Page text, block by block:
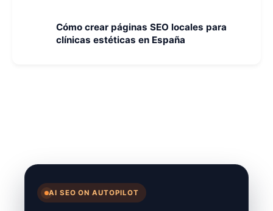
Cómo crear páginas SEO locales para
clínicas estéticas en España
AI SEO ON AUTOPILOT